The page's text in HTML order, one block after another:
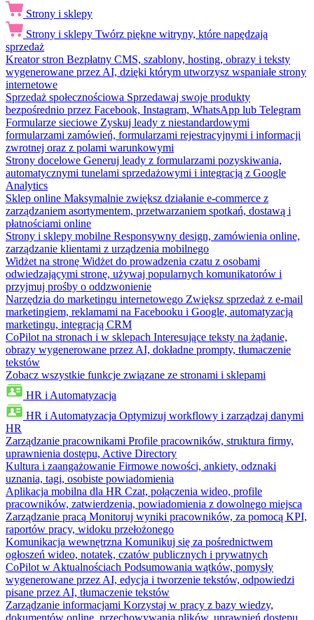
Strony i sklepy
Strony i sklepy Twórz piękne witryny, które napędzają
sprzedaż
Kreator stron Bezpłatny CMS, szablony, hosting, obrazy i teksty
wygenerowane przez AI, dzięki którym utworzysz wspaniałe strony
internetowe
Sprzedaż społecznościowa Sprzedawaj swoje produkty
bezpośrednio przez Facebook, Instagram, WhatsApp lub Telegram
Formularze sieciowe Zyskuj leady z niestandardowymi
formularzami zamówień, formularzami rejestracyjnymi i informacji
zwrotnej oraz z polami warunkowymi
Strony docelowe Generuj leady z formularzami pozyskiwania,
automatycznymi tunelami sprzedażowymi i integracją z Google
Analytics
Sklep online Maksymalnie zwiększ działanie e-commerce z
zarządzaniem asortymentem, przetwarzaniem spotkań, dostawą i
płatnościami online
Strony i sklepy mobilne Responsywny design, zamówienia online,
zarządzanie klientami z urządzenia mobilnego
Widżet na stronę Widżet do prowadzenia czatu z osobami
odwiedzającymi stronę, używaj popularnych komunikatorów i
przyjmuj prośby o oddzwonienie
Narzędzia do marketingu internetowego Zwiększ sprzedaż z e-mail
marketingiem, reklamami na Facebooku i Google, automatyzacją
marketingu, integracją CRM
CoPilot na stronach i w sklepach Interesujące teksty na żądanie,
obrazy wygenerowane przez AI, dokładne prompty, tłumaczenie
tekstów
Zobacz wszystkie funkcje związane ze stronami i sklepami
HR i Automatyzacja
HR i Automatyzacja Optymizuj workflowy i zarządzaj danymi
HR
Zarządzanie pracownikami Profile pracowników, struktura firmy,
uprawnienia dostępu, Active Directory
Kultura i zaangażowanie Firmowe nowości, ankiety, odznaki
uznania, tagi, osobiste powiadomienia
Aplikacja mobilna dla HR Czat, połączenia wideo, profile
pracowników, zatwierdzenia, powiadomienia z dowolnego miejsca
Zarządzanie pracą Monitoruj wyniki pracowników, za pomocą KPI,
raportów pracy, widoku przełożonego
Komunikacja wewnętrzna Komunikuj się za pośrednictwem
ogłoszeń wideo, notatek, czatów publicznych i prywatnych
CoPilot w Aktualnościach Podsumowania wątków, pomysły
wygenerowane przez AI, edycja i tworzenie tekstów, odpowiedzi
pisane przez AI, tłumaczenie tekstów
Zarządzanie informacjami Korzystaj w pracy z bazy wiedzy,
dokumentów online, przechowywania plików, uprawnień dostępu